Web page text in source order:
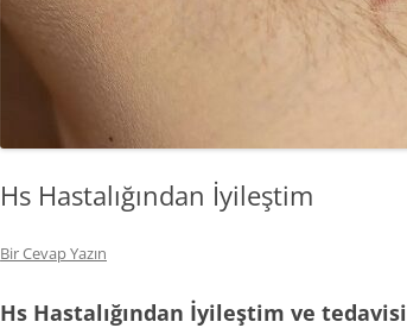
Hs Hastalığından İyileştim
Bir Cevap Yazın
Hs Hastalığından İyileştim ve tedavisi